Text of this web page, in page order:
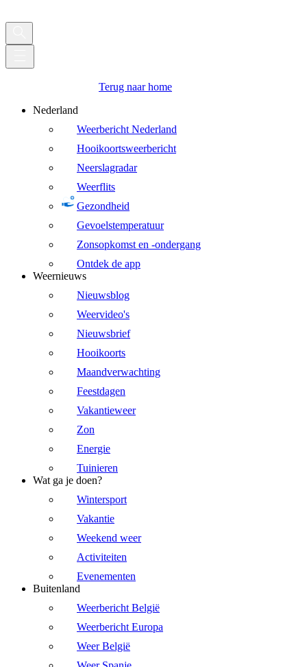
Terug naar home
Nederland
Weerbericht Nederland
Hooikoortsweerbericht
Neerslagradar
Weerflits
Gezondheid
Gevoelstemperatuur
Zonsopkomst en -ondergang
Ontdek de app
Weernieuws
Nieuwsblog
Weervideo's
Nieuwsbrief
Hooikoorts
Maandverwachting
Feestdagen
Vakantieweer
Zon
Energie
Tuinieren
Wat ga je doen?
Wintersport
Vakantie
Weekend weer
Activiteiten
Evenementen
Buitenland
Weerbericht België
Weerbericht Europa
Weer België